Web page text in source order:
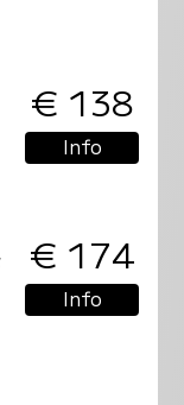
€ 138
Info
€ 174
Info